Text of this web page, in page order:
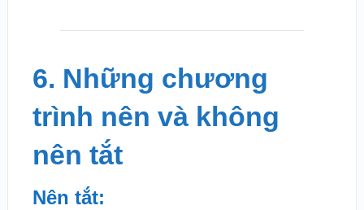
6. Những chương
trình nên và không
nên tắt
Nên tắt: